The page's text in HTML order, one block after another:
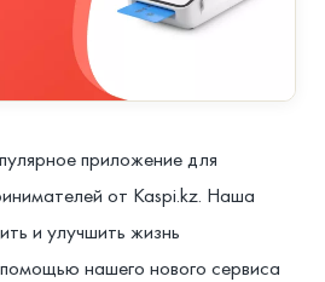
приложение для
от Kaspi.kz. Наша
и улучшить жизнь
нашего нового сервиса